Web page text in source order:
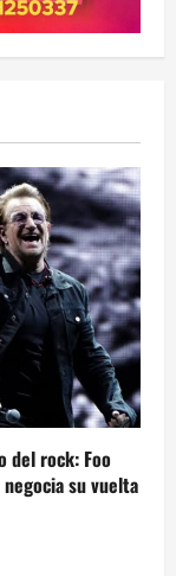
del rock: Foo
su vuelta